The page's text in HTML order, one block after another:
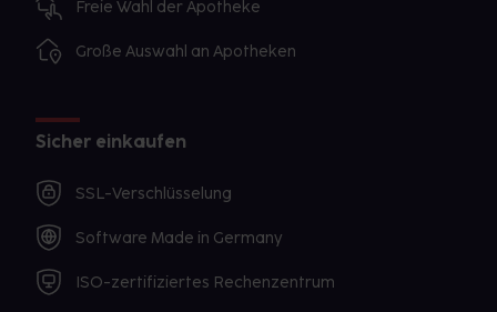
Freie Wahl der Apotheke
Große Auswahl an Apotheken
Sicher einkaufen
SSL-Verschlüsselung
Software Made in Germany
ISO-zertifiziertes Rechenzentrum